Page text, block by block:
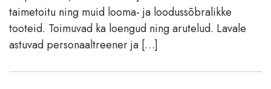
taimetoitu ning muid looma- ja loodussõbralikke
tooteid. Toimuvad ka loengud ning arutelud. Lavale
astuvad personaaltreener ja […]